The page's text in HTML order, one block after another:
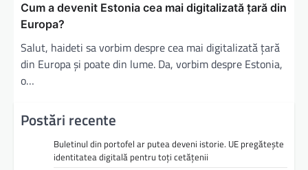
Cum a devenit Estonia cea mai digitalizată țară din
Europa?
Salut, haideti sa vorbim despre cea mai digitalizată țară
din Europa și poate din lume. Da, vorbim despre Estonia,
o…
Postări recente
Buletinul din portofel ar putea deveni istorie. UE pregătește
identitatea digitală pentru toți cetățenii